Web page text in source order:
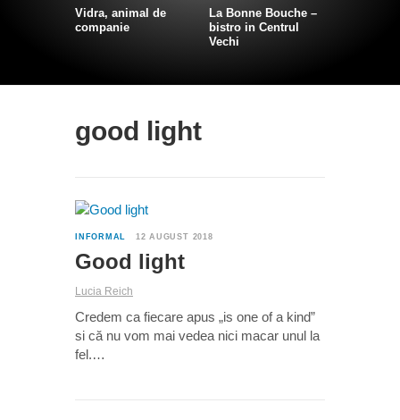
Vidra, animal de
companie
La Bonne Bouche –
bistro in Centrul
Vechi
good light
INFORMAL 12 AUGUST 2018
Good light
Lucia Reich
Credem ca fiecare apus „is one of a kind”
si că nu vom mai vedea nici macar unul la
fel.…